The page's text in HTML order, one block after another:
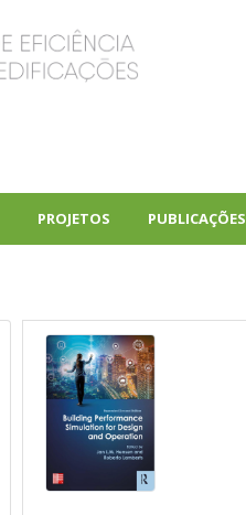
PROJETOS PUBLICAÇÕES